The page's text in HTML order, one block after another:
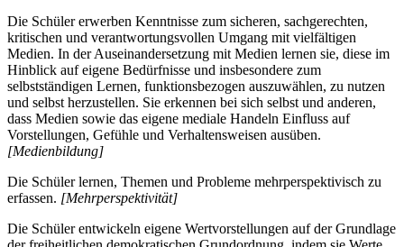
Die Schüler erwerben Kenntnisse zum sicheren, sachgerechten,
kritischen und verantwortungsvollen Umgang mit vielfältigen
Medien. In der Auseinandersetzung mit Medien lernen sie, diese im
Hinblick auf eigene Bedürfnisse und insbesondere zum
selbstständigen Lernen, funktionsbezogen auszuwählen, zu nutzen
und selbst herzustellen. Sie erkennen bei sich selbst und anderen,
dass Medien sowie das eigene mediale Handeln Einfluss auf
Vorstellungen, Gefühle und Verhaltensweisen ausüben.
[Medienbildung]
Die Schüler lernen, Themen und Probleme mehrperspektivisch zu
erfassen. [Mehrperspektivität]
Die Schüler entwickeln eigene Wertvorstellungen auf der Grundlage